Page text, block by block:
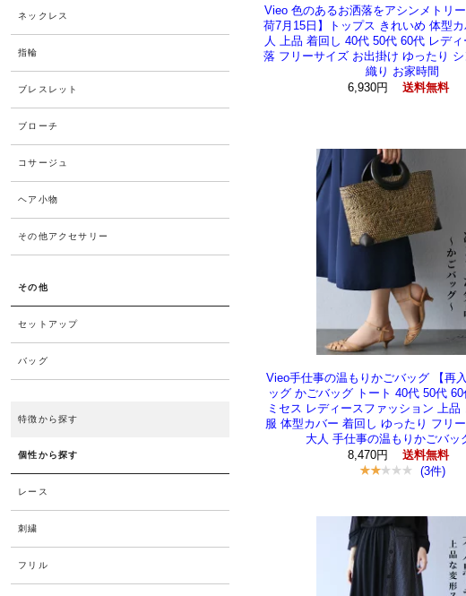
Vieo 色のあるお洒落をアシンメトリ
荷7月15日】トップス きれいめ 体型
人 上品 着回し 40代 50代 60代 レデ
落 フリーサイズ お出掛け ゆったり
織り お家時間
6,930円
送料無料
Vieo手仕事の温もりかごバッグ 【再
ッグ かごバッグ トート 40代 50代
ミセス レディースファッション 上品
服 体型カバー 着回し ゆったり フリ
大人 手仕事の温もりかごバッ
8,470円
送料無料
(3件)